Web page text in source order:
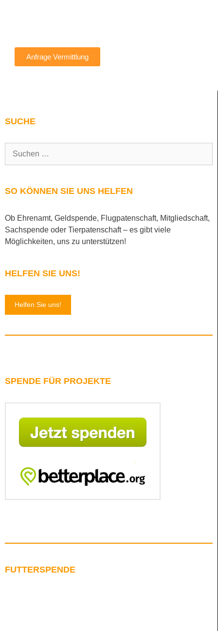
Anfrage Vermittlung
SUCHE
SO KÖNNEN SIE UNS HELFEN
Ob Ehrenamt, Geldspende, Flugpatenschaft, Mitgliedschaft,
Sachspende oder Tierpatenschaft – es gibt viele
Möglichkeiten, uns zu unterstützen!
HELFEN SIE UNS!
Helfen Sie uns!
SPENDE FÜR PROJEKTE
FUTTERSPENDE